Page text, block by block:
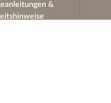
&